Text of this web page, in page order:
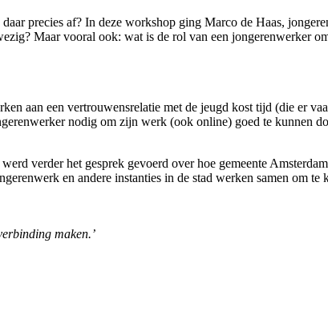
precies af? In deze workshop ging Marco de Haas,
Maar vooral ook: wat is de rol van een jongerenwerker
aan een vertrouwensrelatie met de jeugd kost tijd (die er
nodig om zijn werk (ook online) goed te kunnen
werd verder het gesprek gevoerd over hoe gemeente
en andere instanties in de stad werken samen om
maken.’